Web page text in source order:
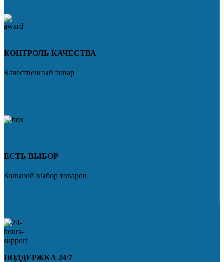
КОНТРОЛЬ КАЧЕСТВА
Качественный товар
ЕСТЬ ВЫБОР
Большой выбор товаров
ПОДДЕРЖКА 24/7